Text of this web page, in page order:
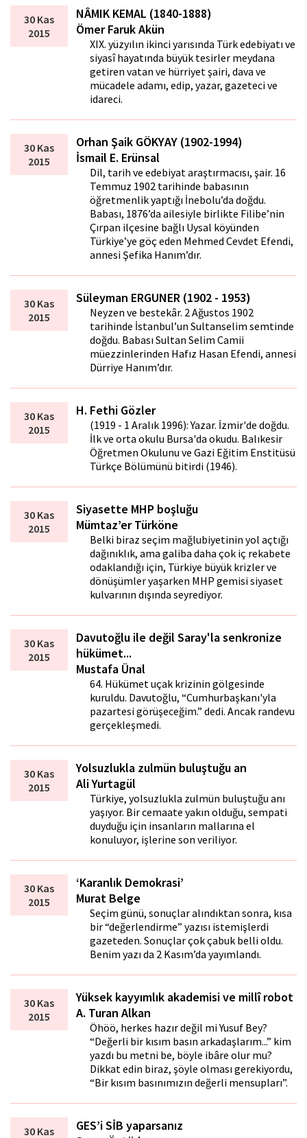
30 Kas
2015
NÂMIK KEMAL (1840-1888)
Ömer Faruk Akün
XIX. yüzyılın ikinci yarısında Türk edebiyatı ve
siyasî hayatında büyük tesirler meydana
getiren vatan ve hürriyet şairi, dava ve
mücadele adamı, edip, yazar, gazeteci ve
idareci.
30 Kas
2015
Orhan Şaik GÖKYAY (1902-1994)
İsmail E. Erünsal
Dil, tarih ve edebiyat araştırmacısı, şair. 16
Temmuz 1902 tarihinde babasının
öğretmenlik yaptığı İnebolu’da doğdu.
Babası, 1876’da ailesiyle birlikte Filibe’nin
Çırpan ilçesine bağlı Uysal köyünden
Türkiye’ye göç eden Mehmed Cevdet Efendi,
annesi Şefika Hanım’dır.
30 Kas
2015
Süleyman ERGUNER (1902 - 1953)
Neyzen ve bestekâr. 2 Ağustos 1902
tarihinde İstanbul’un Sultanselim semtinde
doğdu. Babası Sultan Selim Camii
müezzinlerinden Hafız Hasan Efendi, annesi
Dürriye Hanım’dır.
30 Kas
2015
H. Fethi Gözler
(1919 - 1 Aralık 1996): Yazar. İzmir'de doğdu.
İlk ve orta okulu Bursa'da okudu. Balıkesir
Öğretmen Okulunu ve Gazi Eğitim Enstitüsü
Türkçe Bölümünü bitirdi (1946).
30 Kas
2015
Siyasette MHP boşluğu
Mümtaz’er Türköne
Belki biraz seçim mağlubiyetinin yol açtığı
dağınıklık, ama galiba daha çok iç rekabete
odaklandığı için, Türkiye büyük krizler ve
dönüşümler yaşarken MHP gemisi siyaset
kulvarının dışında seyrediyor.
30 Kas
2015
Davutoğlu ile değil Saray'la senkronize
hükümet...
Mustafa Ünal
64. Hükümet uçak krizinin gölgesinde
kuruldu. Davutoğlu, “Cumhurbaşkanı'yla
pazartesi görüşeceğim.” dedi. Ancak randevu
gerçekleşmedi.
30 Kas
2015
Yolsuzlukla zulmün buluştuğu an
Ali Yurtagül
Türkiye, yolsuzlukla zulmün buluştuğu anı
yaşıyor. Bir cemaate yakın olduğu, sempati
duyduğu için insanların mallarına el
konuluyor, işlerine son veriliyor.
30 Kas
2015
‘Karanlık Demokrasi’
Murat Belge
Seçim günü, sonuçlar alındıktan sonra, kısa
bir “değerlendirme” yazısı istemişlerdi
gazeteden. Sonuçlar çok çabuk belli oldu.
Benim yazı da 2 Kasım’da yayımlandı.
30 Kas
2015
Yüksek kayyımlık akademisi ve millî robot
A. Turan Alkan
Öhöö, herkes hazır değil mi Yusuf Bey?
“Değerli bir kısım basın arkadaşlarım...” kim
yazdı bu metni be, böyle ibâre olur mu?
Dikkat edin biraz, şöyle olması gerekiyordu,
“Bir kısım basınımızın değerli mensupları”.
30 Kas
GES’i SİB yaparsanız